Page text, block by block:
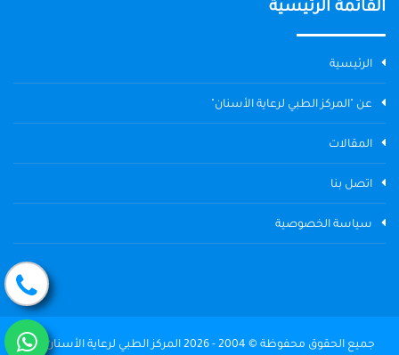
القائمة الرئيسية
الرئيسية
عن "المركز الطبي لرعاية الأسنان"
المقالات
اتصل بنا
سياسة الخصوصية
جميع الحقوق محفوظة © 2004 - 2026 المركز الطبي لرعاية الأسنان The